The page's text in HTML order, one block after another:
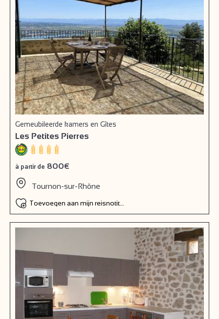
Gemeubileerde kamers en Gîtes
Les Petites Pierres
à partir de 800€
Tournon-sur-Rhône
Toevoegen aan mijn reisnotitieboek